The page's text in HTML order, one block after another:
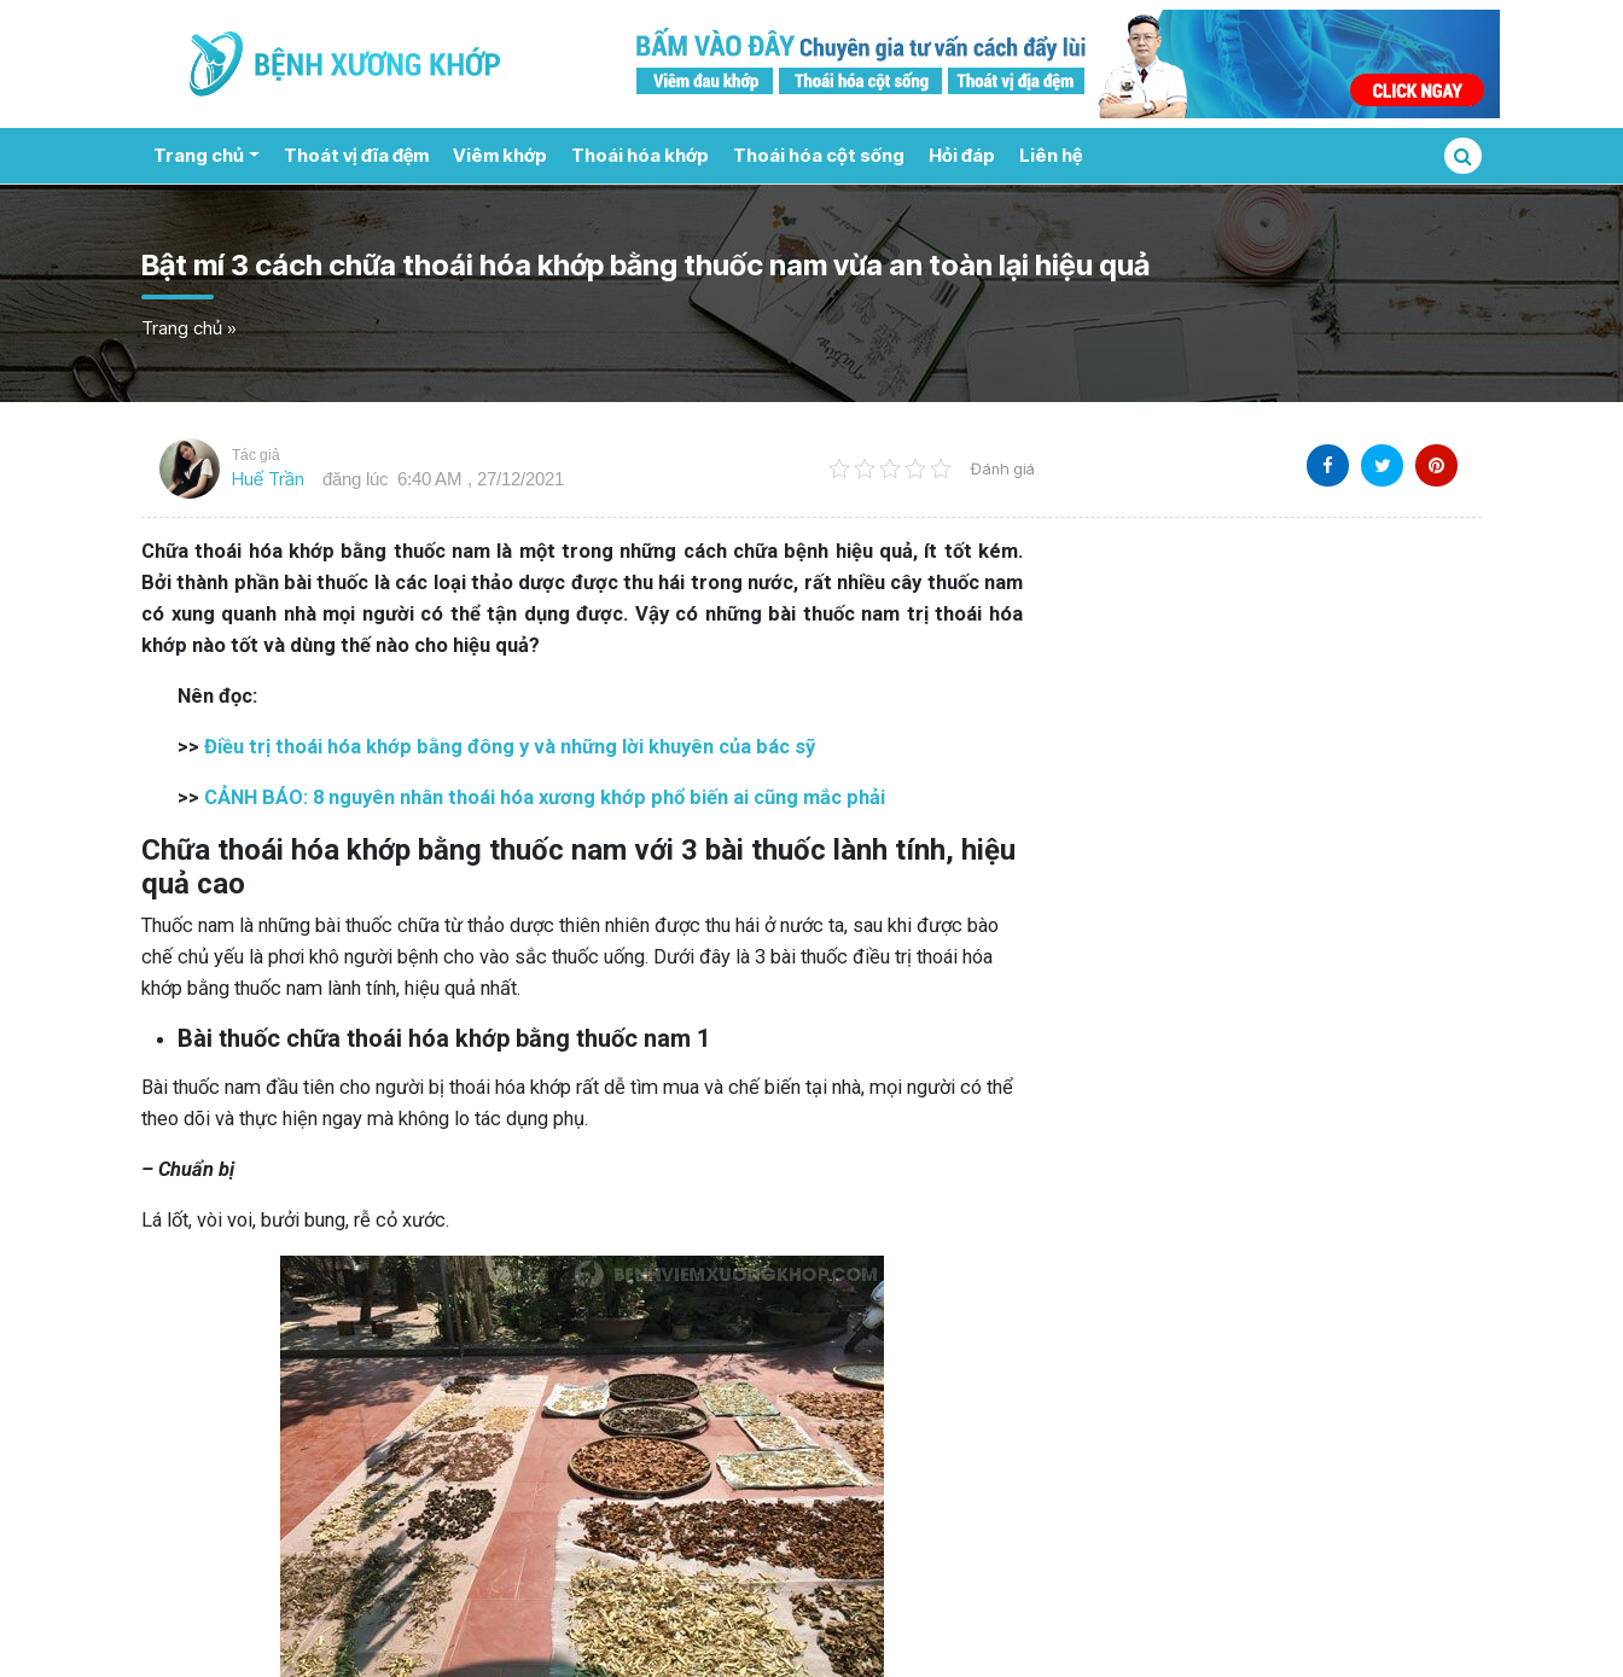
Trang chủ Thoát vị đĩa đệm Viêm khớp Thoái hóa khớp Thoái hóa cột sống Hỏi đáp Liên hệ
Bật mí 3 cách chữa thoái hóa khớp bằng thuốc nam vừa an toàn lại hiệu quả
Trang chủ»
Tác giả
Huế Trần đăng lúc 6:40 AM , 27/12/2021 Đánh giá
Chữa thoái hóa khớp bằng thuốc nam là một trong những cách chữa bệnh hiệu quả, ít tốt kém.
Bởi thành phần bài thuốc là các loại thảo dược được thu hái trong nước, rất nhiều cây thuốc nam
có xung quanh nhà mọi người có thể tận dụng được. Vậy có những bài thuốc nam trị thoái hóa
khớp nào tốt và dùng thế nào cho hiệu quả?
Nên đọc:
>> Điều trị thoái hóa khớp bằng đông y và những lời khuyên của bác sỹ
>> CẢNH BÁO: 8 nguyên nhân thoái hóa xương khớp phổ biến ai cũng mắc phải
Chữa thoái hóa khớp bằng thuốc nam với 3 bài thuốc lành tính, hiệu
quả cao
Thuốc nam là những bài thuốc chữa từ thảo dược thiên nhiên được thu hái ở nước ta, sau khi được bào
chế chủ yếu là phơi khô người bệnh cho vào sắc thuốc uống. Dưới đây là 3 bài thuốc điều trị thoái hóa
khớp bằng thuốc nam lành tính, hiệu quả nhất.
Bài thuốc chữa thoái hóa khớp bằng thuốc nam 1
Bài thuốc nam đầu tiên cho người bị thoái hóa khớp rất dễ tìm mua và chế biến tại nhà, mọi người có thể
theo dõi và thực hiện ngay mà không lo tác dụng phụ.
– Chuẩn bị
Lá lốt, vòi voi, bưởi bung, rễ cỏ xước.